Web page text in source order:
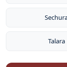
Talara